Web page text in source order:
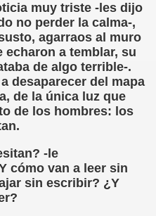
muy triste -les dijo
no perder la calma-,
agarraos al muro
a temblar, su
de algo terrible-.
desaparecer del mapa
de la única luz que
de los hombres: los
-le
cómo van a leer sin
sin escribir? ¿Y
(Pedro A. Zurita)
Hubo en España (Jesús
García)